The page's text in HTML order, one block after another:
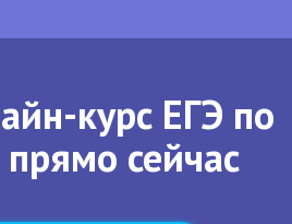
курс ЕГЭ по
сейчас